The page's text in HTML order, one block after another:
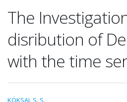
The
disribution of
with the time
KÖKSAL S. S.